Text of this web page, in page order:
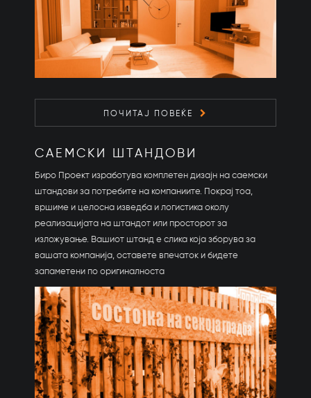
ПОЧИТАЈ ПОВЕЌЕ
САЕМСКИ ШТАНДОВИ
Биро Проект изработува комплетен дизајн на саемски
штандови за потребите на компаниите. Покрај тоа,
вршиме и целосна изведба и логистика околу
реализацијата на штандот или просторот за
изложување. Вашиот штанд е слика која зборува за
вашата компанија, оставете впечаток и бидете
запаметени по оригиналноста